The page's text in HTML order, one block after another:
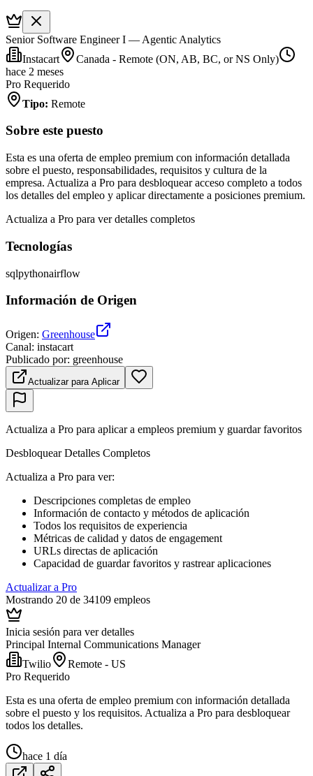
Senior Software Engineer I — Agentic Analytics
Instacart
Canada - Remote (ON, AB, BC, or NS Only)
hace 2 meses
Pro Requerido
Tipo: Remote
Sobre este puesto
Esta es una oferta de empleo premium con información detallada
sobre el puesto, responsabilidades, requisitos y cultura de la
empresa. Actualiza a Pro para desbloquear acceso completo a todos
los detalles del empleo y aplicar directamente a posiciones premium.
Actualiza a Pro para ver detalles completos
Tecnologías
sqlpythonairflow
Información de Origen
Origen: Greenhouse
Canal: instacart
Publicado por: greenhouse
Actualizar para Aplicar
Actualiza a Pro para aplicar a empleos premium y guardar favoritos
Desbloquear Detalles Completos
Actualiza a Pro para ver:
Descripciones completas de empleo
Información de contacto y métodos de aplicación
Todos los requisitos de experiencia
Métricas de calidad y datos de engagement
URLs directas de aplicación
Capacidad de guardar favoritos y rastrear aplicaciones
Actualizar a Pro
Mostrando 20 de 34109 empleos
Inicia sesión para ver detalles
Principal Internal Communications Manager
Twilio
Remote - US
Pro Requerido
Esta es una oferta de empleo premium con información detallada
sobre el puesto y los requisitos. Actualiza a Pro para desbloquear
todos los detalles.
hace 1 día